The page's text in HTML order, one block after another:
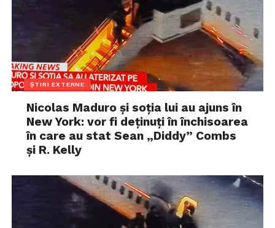
ȘTIRI EXTERNE
Nicolas Maduro și soția lui au ajuns în
New York: vor fi deținuți în închisoarea
în care au stat Sean „Diddy” Combs
și R. Kelly